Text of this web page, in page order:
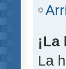
La